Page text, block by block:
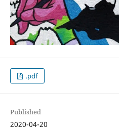
.pdf
Published
2020-04-20